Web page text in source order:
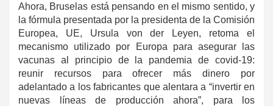
Ahora, Bruselas está pensando en el mismo sentido, y
la fórmula presentada por la presidenta de la Comisión
Europea, UE, Ursula von der Leyen, retoma el
mecanismo utilizado por Europa para asegurar las
vacunas al principio de la pandemia de covid-19:
reunir recursos para ofrecer más dinero por
adelantado a los fabricantes que alentara a “invertir en
nuevas líneas de producción ahora”, para los